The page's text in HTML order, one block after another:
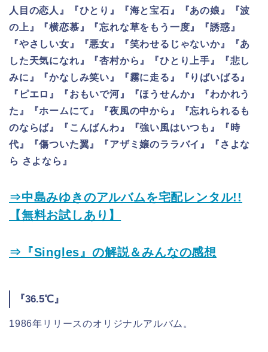
人目の恋人』『ひとり』『海と宝石』『あの娘』『波
の上』『横恋慕』『忘れな草をもう一度』『誘惑』
『やさしい女』『悪女』『笑わせるじゃないか』『あ
した天気になれ』『杏村から』『ひとり上手』『悲し
みに』『かなしみ笑い』『霧に走る』『りばいばる』
『ピエロ』『おもいで河』『ほうせんか』『わかれう
た』『ホームにて』『夜風の中から』『忘れられるも
のならば』『こんばんわ』『強い風はいつも』『時
代』『傷ついた翼』『アザミ嬢のララバイ』『さよな
ら さよなら』
⇒中島みゆきのアルバムを宅配レンタル!!
【無料お試しあり】
⇒『Singles』の解説＆みんなの感想
『36.5℃』
1986年リリースのオリジナルアルバム。